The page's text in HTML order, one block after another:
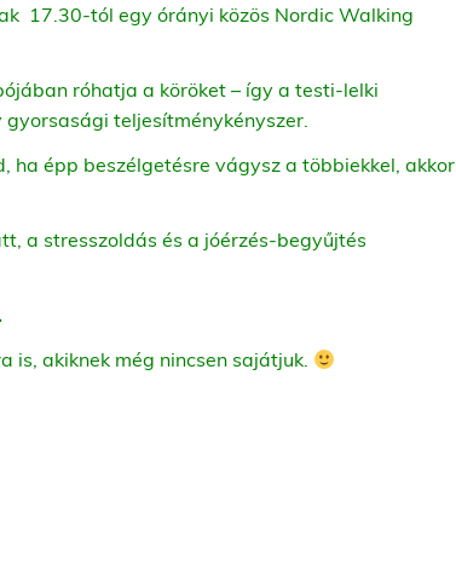
17.30-tól egy órányi közös Nordic Walking
róhatja a köröket – így a testi-lelki
teljesítménykényszer.
ha épp beszélgetésre vágysz a többiekkel, akkor
a stresszoldás és a jóérzés-begyűjtés
is, akiknek még nincsen sajátjuk.